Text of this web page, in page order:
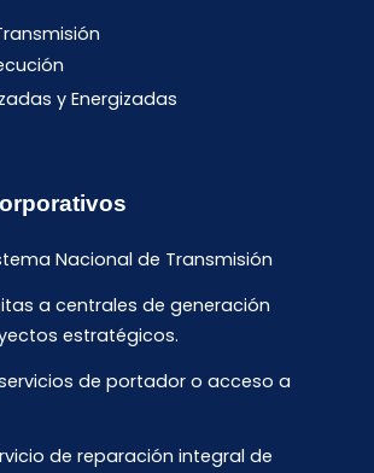
y Energizadas
Nacional de Transmisión
a centrales de generación
estratégicos.
de portador o acceso a
de reparación integral de